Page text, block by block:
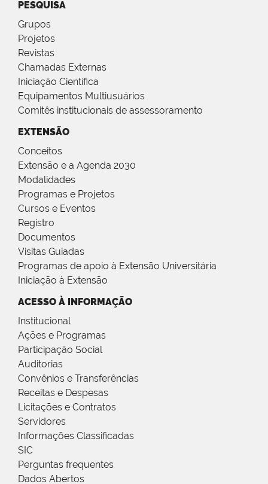
PESQUISA
Grupos
Projetos
Revistas
Chamadas Externas
Iniciação Científica
Equipamentos Multiusuários
Comitês institucionais de assessoramento
EXTENSÃO
Conceitos
Extensão e a Agenda 2030
Modalidades
Programas e Projetos
Cursos e Eventos
Registro
Documentos
Visitas Guiadas
Programas de apoio à Extensão Universitária
Iniciação à Extensão
ACESSO À INFORMAÇÃO
Institucional
Ações e Programas
Participação Social
Auditorias
Convênios e Transferências
Receitas e Despesas
Licitações e Contratos
Servidores
Informações Classificadas
SIC
Perguntas frequentes
Dados Abertos